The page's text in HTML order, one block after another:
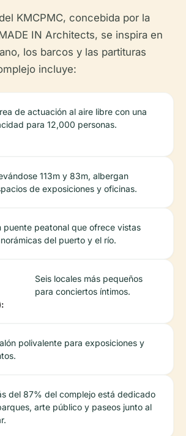
KMCPMC, concebida por la
IN Architects, se inspira en
los barcos y las partituras
incluye:
de actuación al aire libre con una
para 12,000 personas.
113m y 83m, albergan
de exposiciones y oficinas.
puente peatonal que ofrece vistas
del puerto y el río.
Seis locales más pequeños
para conciertos íntimos.
polivalente para exposiciones y
del 87% del complejo está dedicado
arte público y paseos junto al